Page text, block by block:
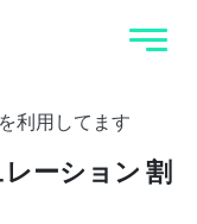
利用してます
ーション 割